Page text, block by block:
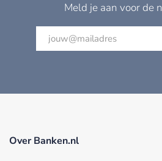
Meld je aan voor de
Over Banken.nl